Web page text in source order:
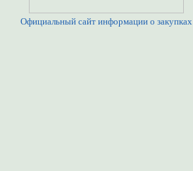
Официальный сайт информации о закупках